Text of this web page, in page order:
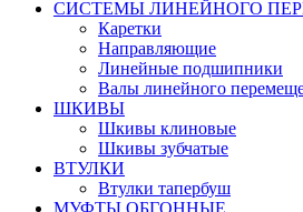
СИСТЕМЫ ЛИНЕЙНОГО
Каретки
Направляющие
Линейные подшипники
Валы линейного
ШКИВЫ
Шкивы клиновые
Шкивы зубчатые
ВТУЛКИ
Втулки тапербуш
МУФТЫ ОБГОННЫЕ